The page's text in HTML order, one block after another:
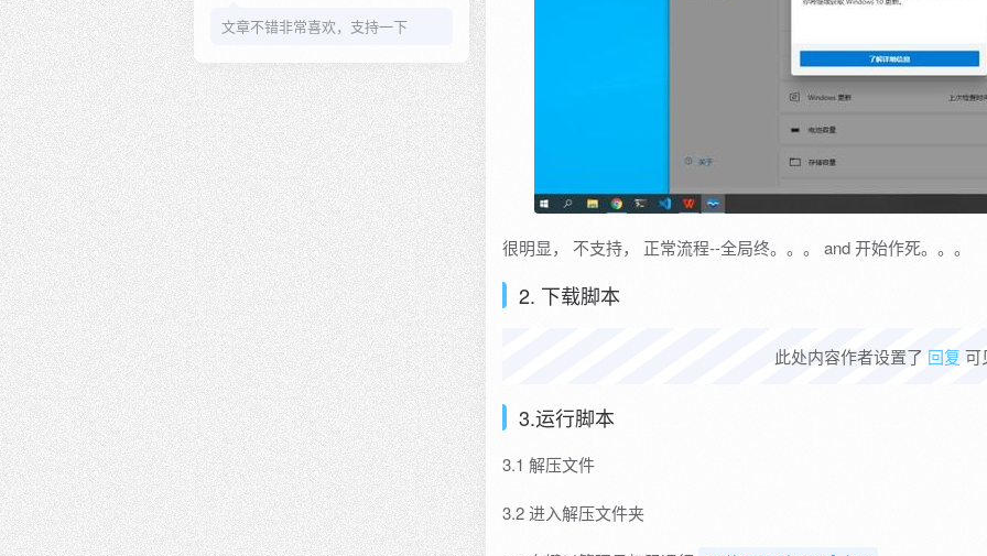
文章不错非常喜欢，支持一下
很明显， 不支持， 正常流程--全局终。。。 and 开始作死。。。
2. 下载脚本
此处内容作者设置了 回复 可
3.运行脚本
3.1 解压文件
3.2 进入解压文件夹